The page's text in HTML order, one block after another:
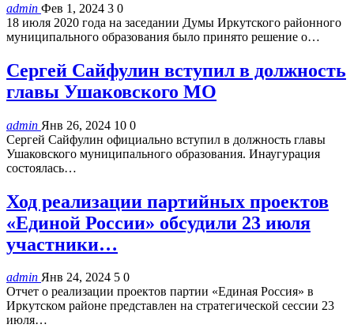
admin Фев 1, 2024 3 0
18 июля 2020 года на заседании Думы Иркутского районного
муниципального образования было принято решение о…
Сергей Сайфулин вступил в должность
главы Ушаковского МО
admin Янв 26, 2024 10 0
Сергей Сайфулин официально вступил в должность главы
Ушаковского муниципального образования. Инаугурация
состоялась…
Ход реализации партийных проектов
«Единой России» обсудили 23 июля
участники…
admin Янв 24, 2024 5 0
Отчет о реализации проектов партии «Единая Россия» в
Иркутском районе представлен на стратегической сессии 23
июля…